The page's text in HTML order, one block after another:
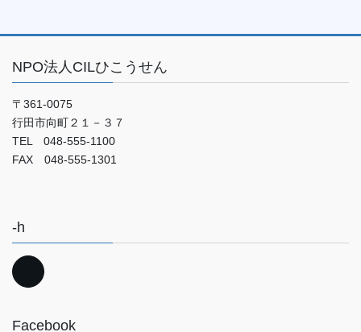
NPO法人CILひこうせん
〒361-0075
行田市向町２１－３７
TEL 048-555-1100
FAX 048-555-1301
-h
Facebook